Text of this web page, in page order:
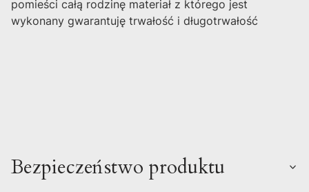
pomieści całą rodzinę materiał z którego jest
wykonany gwarantuję trwałość i długotrwałość
Bezpieczeństwo produktu